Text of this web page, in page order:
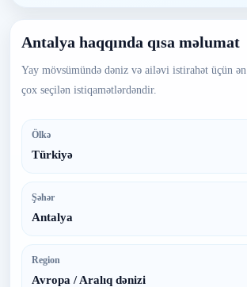
Antalya haqqında qısa məlumat
Yay mövsümündə dəniz və ailəvi istirahət üçün ən
çox seçilən istiqamətlərdəndir.
Ölkə
Türkiyə
Şəhər
Antalya
Region
Avropa / Aralıq dənizi